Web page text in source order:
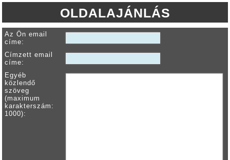
OLDALAJÁNLÁS
Az Ön email
címe:
Címzett email
címe:
Egyéb
közlendő
szöveg
(maximum
karakterszám:
1000):